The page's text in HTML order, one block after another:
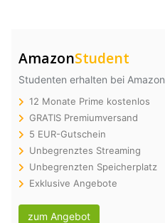
AmazonStudent
Studenten erhalten bei
12 Monate Prime kostenlos
GRATIS Premiumversand
5 EUR-Gutschein
Unbegrenztes Streaming
Unbegrenzten Speicherplatz
Exklusive Angebote
zum Angebot